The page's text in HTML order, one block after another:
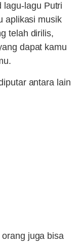
lagu-lagu Putri
aplikasi musik
telah dirilis,
dapat kamu
antara lain
juga bisa